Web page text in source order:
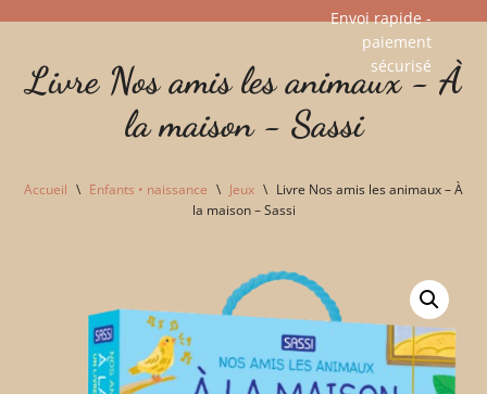
au
Envoi rapide -
paiement
sécurisé​
Livre Nos amis les animaux - À
la maison - Sassi
Accueil \ Enfants • naissance \ Jeux \ Livre Nos amis les animaux – À
la maison – Sassi